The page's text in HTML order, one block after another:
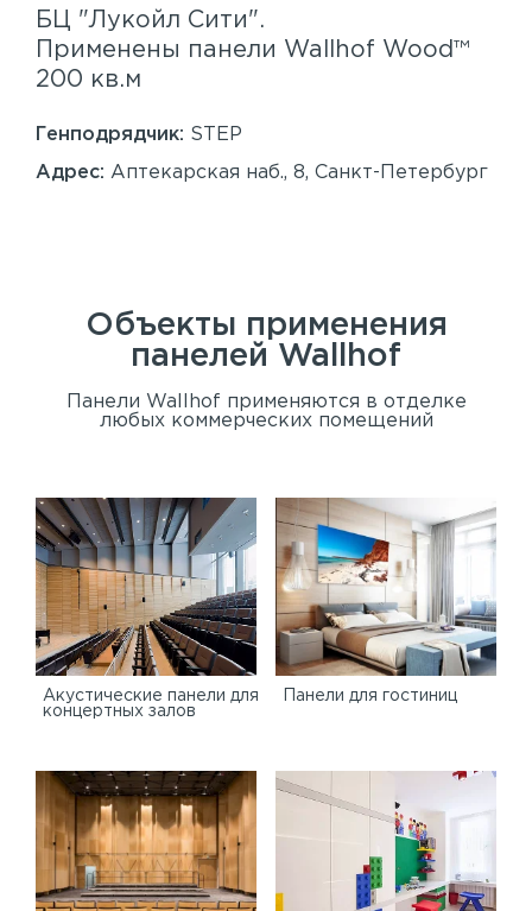
БЦ "Лукойл Сити".
Применены панели Wallhof Wood™
200 кв.м
Генподрядчик: STEP
Адрес: Аптекарская наб., 8, Санкт-Петербург
Объекты применения
панелей Wallhof
Панели Wallhof применяются в отделке
любых коммерческих помещений
Акустические панели для
концертных залов
Панели для гостиниц